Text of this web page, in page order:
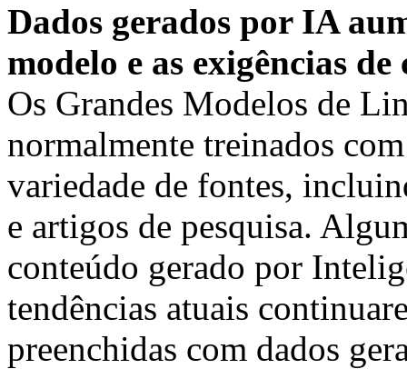
Dados gerados por IA
modelo e as exigências
Os Grandes Modelos de
normalmente treinados
variedade de fontes,
e artigos de pesquisa.
conteúdo gerado por
tendências atuais
preenchidas com dados